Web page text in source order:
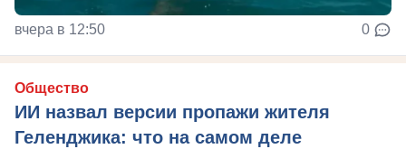
вчера в 12:50 0
Общество
ИИ назвал версии пропажи жителя
Геленджика: что на самом деле